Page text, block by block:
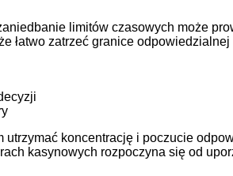
limitów czasowych może
łatwo zatrzeć granice
koncentrację i poczucie
kasynowych rozpoczyna się od